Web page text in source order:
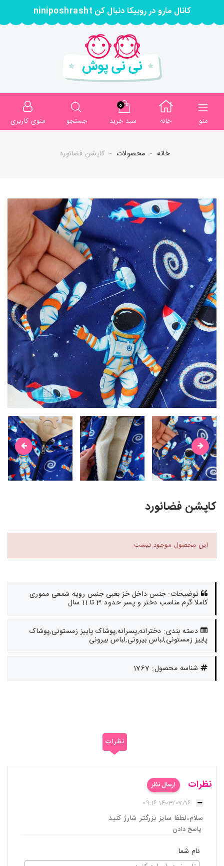
کانال مارو در روبیکا دنبال کن niniposhrasht
منو خانه
0
سبد خرید
جستجو منوی کاربری
خانه محصولات کاپشن فضانورد
کاپشن فضانورد
این محصول موجود نیست.
توضیحات: جنس داخل خز بعبی جنس رویه شمعی مموری
کاملا گرم مناسب دختر و پسر حدود 3 تا 11 سال
دسته بندی: دخترانه,پسرانه,پوشاک پاییز زمستونی,پوشاک
پاییز زمستونی,لباس بیرونی,لباس بیرونی
شناسه محصول: 1767
نظرات
نظرات
ارسال نظر
1403/07/16 09:16
سلام،لطفا سایز بزرگتر شارژ کنید
پاسخ دادن
نام شما